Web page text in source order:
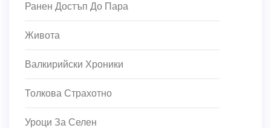
Ранен Достъп До Пара
Живота
Валкирийски Хроники
Толкова Страхотно
Уроци За Селен